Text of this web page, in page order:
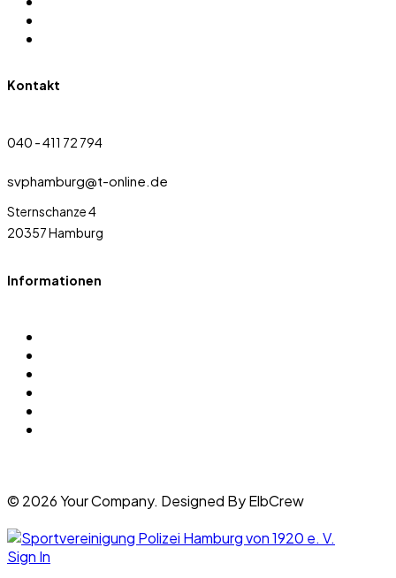
Kontakt
040 - 411 72 794
svphamburg@t-online.de
Sternschanze 4
20357 Hamburg
Informationen
© 2026 Your Company. Designed By ElbCrew
Sign In